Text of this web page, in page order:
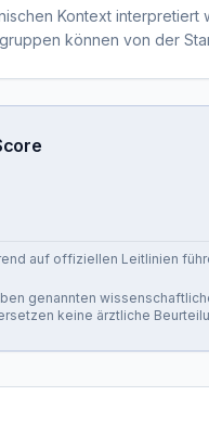
Kontext
können von der
auf offiziellen Leitlinien
genannten
keine ärztliche